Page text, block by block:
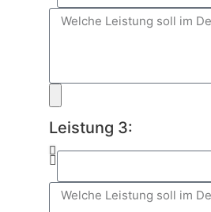
Leistung 3: